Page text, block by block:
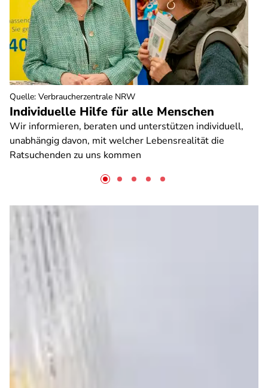
Individuelle Hilfe für alle Menschen
Wir informieren, beraten und unterstützen individuell,
unabhängig davon, mit welcher Lebensrealität die
Ratsuchenden zu uns kommen
Quelle: Verbraucherzentrale NRW